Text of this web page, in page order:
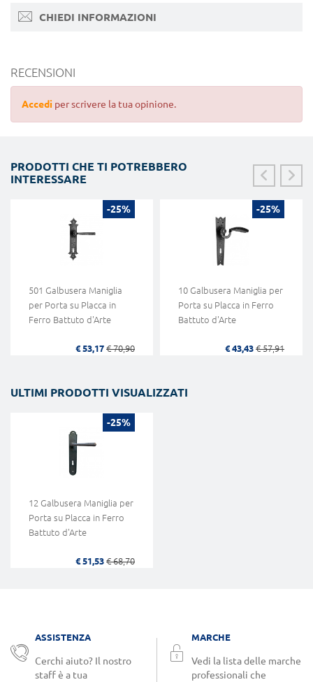
CHIEDI INFORMAZIONI
RECENSIONI
Accedi per scrivere la tua opinione.
PRODOTTI CHE TI POTREBBERO
INTERESSARE
-25%
501 Galbusera Maniglia
per Porta su Placca in
Ferro Battuto d'Arte
€ 53,17 € 70,90
-25%
10 Galbusera Maniglia per
Porta su Placca in Ferro
Battuto d'Arte
€ 43,43 € 57,91
ULTIMI PRODOTTI VISUALIZZATI
-25%
12 Galbusera Maniglia per
Porta su Placca in Ferro
Battuto d'Arte
€ 51,53 € 68,70
ASSISTENZA
Cerchi aiuto? Il nostro
staff è a tua
MARCHE
Vedi la lista delle marche
professionali che